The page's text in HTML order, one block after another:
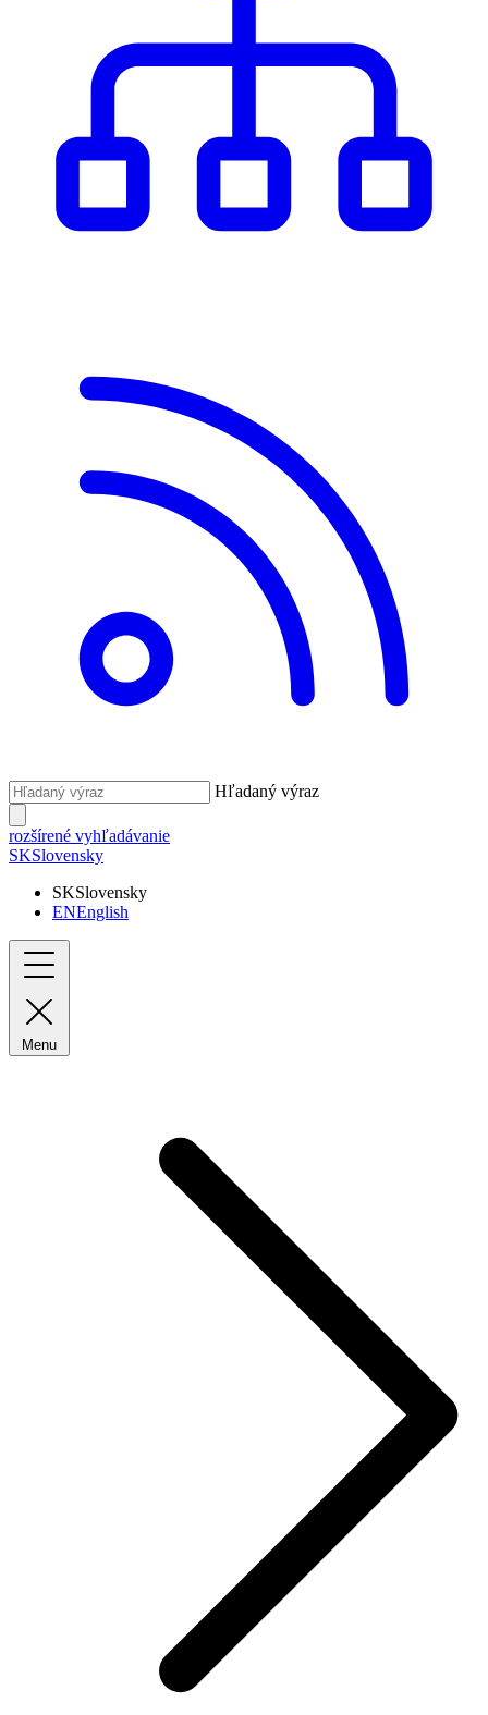
Hľadaný výraz
rozšírené vyhľadávanie
SKSlovensky
SKSlovensky
ENEnglish
Menu